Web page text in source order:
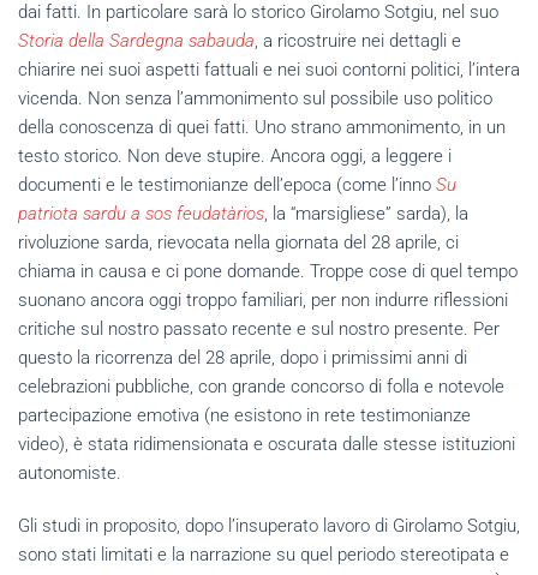
dai fatti. In particolare sarà lo storico Girolamo Sotgiu, nel suo
Storia della Sardegna sabauda, a ricostruire nei dettagli e
chiarire nei suoi aspetti fattuali e nei suoi contorni politici, l’intera
vicenda. Non senza l’ammonimento sul possibile uso politico
della conoscenza di quei fatti. Uno strano ammonimento, in un
testo storico. Non deve stupire. Ancora oggi, a leggere i
documenti e le testimonianze dell’epoca (come l’inno Su
patriota sardu a sos feudatàrios, la “marsigliese” sarda), la
rivoluzione sarda, rievocata nella giornata del 28 aprile, ci
chiama in causa e ci pone domande. Troppe cose di quel tempo
suonano ancora oggi troppo familiari, per non indurre riflessioni
critiche sul nostro passato recente e sul nostro presente. Per
questo la ricorrenza del 28 aprile, dopo i primissimi anni di
celebrazioni pubbliche, con grande concorso di folla e notevole
partecipazione emotiva (ne esistono in rete testimonianze
video), è stata ridimensionata e oscurata dalle stesse istituzioni
autonomiste.
Gli studi in proposito, dopo l’insuperato lavoro di Girolamo Sotgiu,
sono stati limitati e la narrazione su quel periodo stereotipata e